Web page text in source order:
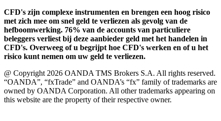
CFD's zijn complexe instrumenten en brengen een hoog risico
met zich mee om snel geld te verliezen als gevolg van de
hefboomwerking. 76% van de accounts van particuliere
beleggers verliest bij deze aanbieder geld met het handelen in
CFD's. Overweeg of u begrijpt hoe CFD's werken en of u het
risico kunt nemen om uw geld te verliezen.
@ Copyright 2026 OANDA TMS Brokers S.A. All rights reserved.
“OANDA”, “fxTrade” and OANDA’s “fx” family of trademarks are
owned by OANDA Corporation. All other trademarks appearing on
this website are the property of their respective owner.